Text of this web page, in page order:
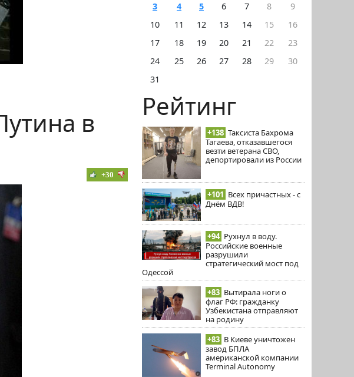
3
4 5 6 7 8
9
10
11 12 13 14 15
16
17
18 19 20 21 22
23
24
25 26 27 28 29
30
31
Рейтинг
+138 Таксиста Бахрома
Тагаева, отказавшегося
везти ветерана СВО,
депортировали из России
+101 Всех причастных - с
Днём ВДВ!
+94 Рухнул в воду.
Российские военные
разрушили
стратегический мост под
Одессой
+83 Вытирала ноги о
флаг РФ: гражданку
Узбекистана отправляют
на родину
+83 В Киеве уничтожен
завод БПЛА
американской компании
Terminal Autonomy
в
+30